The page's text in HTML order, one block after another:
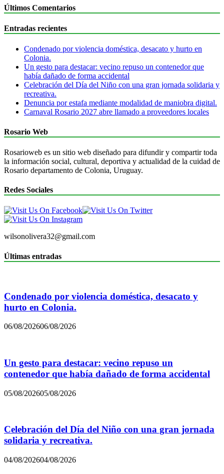
Últimos Comentarios
Entradas recientes
Condenado por violencia doméstica, desacato y hurto en
Colonia.
Un gesto para destacar: vecino repuso un contenedor que
había dañado de forma accidental
Celebración del Día del Niño con una gran jornada solidaria y
recreativa.
Denuncia por estafa mediante modalidad de maniobra digital.
Carnaval Rosario 2027 abre llamado a proveedores locales
Rosario Web
Rosarioweb es un sitio web diseñado para difundir y compartir toda
la información social, cultural, deportiva y actualidad de la cuidad de
Rosario departamento de Colonia, Uruguay.
Redes Sociales
wilsonolivera32@gmail.com
Últimas entradas
Condenado por violencia doméstica, desacato y
hurto en Colonia.
06/08/202606/08/2026
Un gesto para destacar: vecino repuso un
contenedor que había dañado de forma accidental
05/08/202605/08/2026
Celebración del Día del Niño con una gran jornada
solidaria y recreativa.
04/08/202604/08/2026